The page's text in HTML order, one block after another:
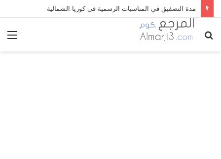
مدة التصفيق في المناسبات الرسمية في كوريا الشمالية
بحث